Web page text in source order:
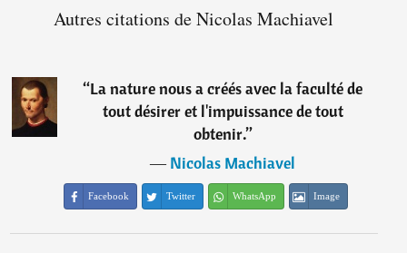
Autres citations de Nicolas Machiavel
“La nature nous a créés avec la faculté de
tout désirer et l'impuissance de tout
obtenir.”
―Nicolas Machiavel
Facebook Twitter WhatsApp Image